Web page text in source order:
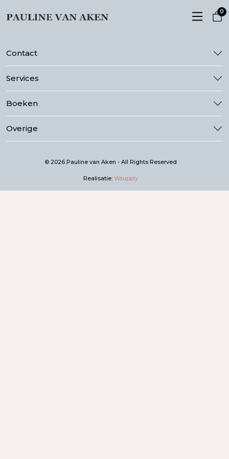
0
Contact
Services
Boeken
Overige
© 2026 Pauline van Aken - All Rights Reserved
Realisatie: Wsupply